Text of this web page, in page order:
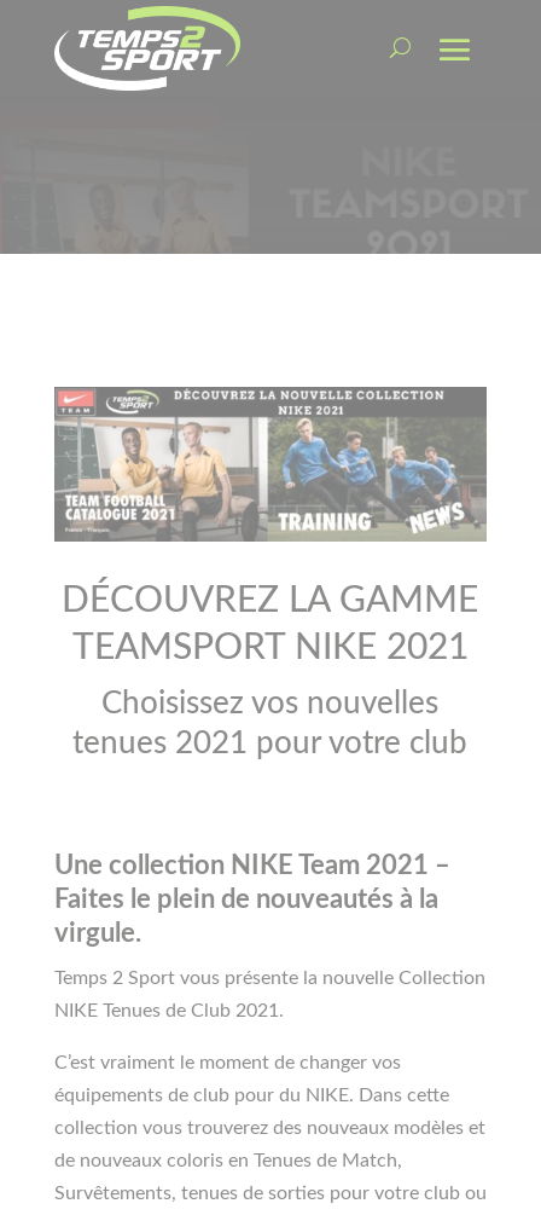
DÉCOUVREZ LA GAMME
TEAMSPORT NIKE 2021
Choisissez vos nouvelles
tenues 2021 pour votre club
Une collection NIKE Team 2021 –
Faites le plein de nouveautés à la
virgule.
Temps 2 Sport vous présente la nouvelle Collection
NIKE Tenues de Club 2021.
C’est vraiment le moment de changer vos
équipements de club pour du NIKE. Dans cette
collection vous trouverez des nouveaux modèles et
de nouveaux coloris en Tenues de Match,
Survêtements, tenues de sorties pour votre club ou